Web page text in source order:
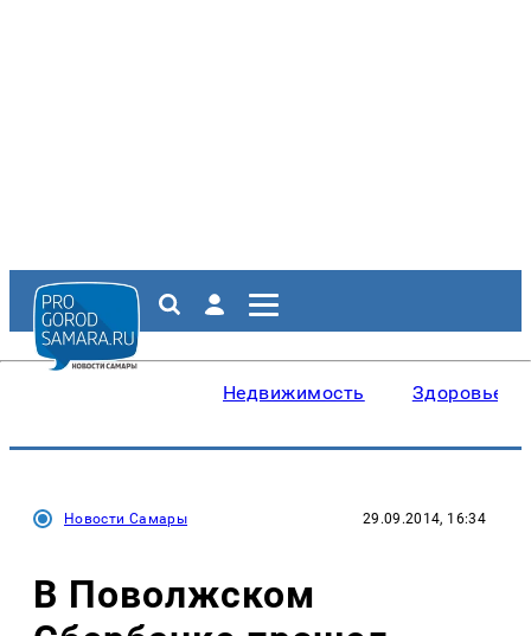
Недвижимость Здоровье
Новости Самары 29.09.2014, 16:34
В Поволжском